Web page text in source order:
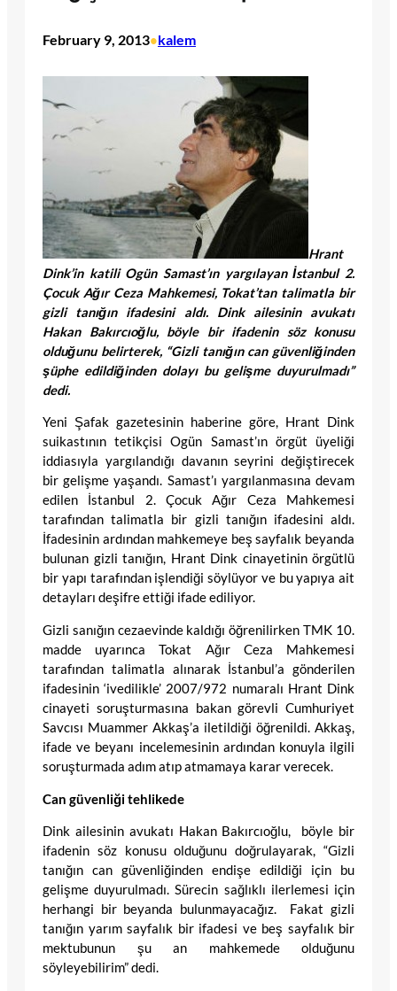
February 9, 2013•kalem
Hrant
Dink’in katili Ogün Samast’ın yargılayan İstanbul 2.
Çocuk Ağır Ceza Mahkemesi, Tokat’tan talimatla bir
gizli tanığın ifadesini aldı. Dink ailesinin avukatı
Hakan Bakırcıoğlu, böyle bir ifadenin söz konusu
olduğunu belirterek, “Gizli tanığın can güvenliğinden
şüphe edildiğinden dolayı bu gelişme duyurulmadı”
dedi.
Yeni Şafak gazetesinin haberine göre, Hrant Dink
suikastının tetikçisi Ogün Samast’ın örgüt üyeliği
iddiasıyla yargılandığı davanın seyrini değiştirecek
bir gelişme yaşandı. Samast’ı yargılanmasına devam
edilen İstanbul 2. Çocuk Ağır Ceza Mahkemesi
tarafından talimatla bir gizli tanığın ifadesini aldı.
İfadesinin ardından mahkemeye beş sayfalık beyanda
bulunan gizli tanığın, Hrant Dink cinayetinin örgütlü
bir yapı tarafından işlendiği söylüyor ve bu yapıya ait
detayları deşifre ettiği ifade ediliyor.
Gizli sanığın cezaevinde kaldığı öğrenilirken TMK 10.
madde uyarınca Tokat Ağır Ceza Mahkemesi
tarafından talimatla alınarak İstanbul’a gönderilen
ifadesinin ‘ivedilikle’ 2007/972 numaralı Hrant Dink
cinayeti soruşturmasına bakan görevli Cumhuriyet
Savcısı Muammer Akkaş’a iletildiği öğrenildi. Akkaş,
ifade ve beyanı incelemesinin ardından konuyla ilgili
soruşturmada adım atıp atmamaya karar verecek.
Can güvenliği tehlikede
Dink ailesinin avukatı Hakan Bakırcıoğlu, böyle bir
ifadenin söz konusu olduğunu doğrulayarak, “Gizli
tanığın can güvenliğinden endişe edildiği için bu
gelişme duyurulmadı. Sürecin sağlıklı ilerlemesi için
herhangi bir beyanda bulunmayacağız. Fakat gizli
tanığın yarım sayfalık bir ifadesi ve beş sayfalık bir
mektubunun şu an mahkemede olduğunu
söyleyebilirim” dedi.